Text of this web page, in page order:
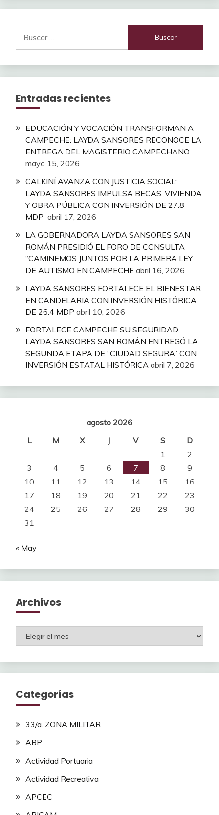
Entradas recientes
EDUCACIÓN Y VOCACIÓN TRANSFORMAN A
CAMPECHE: LAYDA SANSORES RECONOCE LA
ENTREGA DEL MAGISTERIO CAMPECHANO
mayo 15, 2026
CALKINÍ AVANZA CON JUSTICIA SOCIAL:
LAYDA SANSORES IMPULSA BECAS, VIVIENDA
Y OBRA PÚBLICA CON INVERSIÓN DE 27.8
MDP abril 17, 2026
LA GOBERNADORA LAYDA SANSORES SAN
ROMÁN PRESIDIÓ EL FORO DE CONSULTA
“CAMINEMOS JUNTOS POR LA PRIMERA LEY
DE AUTISMO EN CAMPECHE abril 16, 2026
LAYDA SANSORES FORTALECE EL BIENESTAR
EN CANDELARIA CON INVERSIÓN HISTÓRICA
DE 26.4 MDP abril 10, 2026
FORTALECE CAMPECHE SU SEGURIDAD;
LAYDA SANSORES SAN ROMÁN ENTREGÓ LA
SEGUNDA ETAPA DE “CIUDAD SEGURA” CON
INVERSIÓN ESTATAL HISTÓRICA abril 7, 2026
agosto 2026
L
M X J V S
D
1
2
3
4 5 6 7 8
9
10
11 12 13 14 15
16
17
18 19 20 21 22
23
24
25 26 27 28 29
30
31
« May
Archivos
Archivos
Categorías
33/a. ZONA MILITAR
ABP
Actividad Portuaria
Actividad Recreativa
APCEC